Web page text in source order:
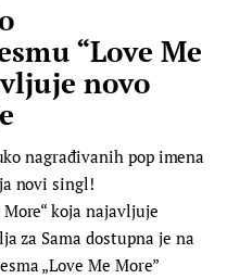
“Love Me
novo
nagrađivanih pop imena
novi singl!
koja najavljuje
za Sama dostupna je na
„Love Me More”